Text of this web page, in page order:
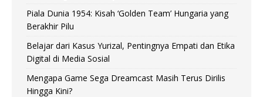
Piala Dunia 1954: Kisah ‘Golden Team’ Hungaria yang
Berakhir Pilu
Belajar dari Kasus Yurizal, Pentingnya Empati dan Etika
Digital di Media Sosial
Mengapa Game Sega Dreamcast Masih Terus Dirilis
Hingga Kini?